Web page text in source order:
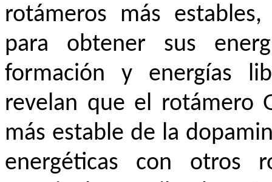
rotámeros más
para obtener sus
formación y energías
revelan que el rotámero
más estable de la
energéticas con otros